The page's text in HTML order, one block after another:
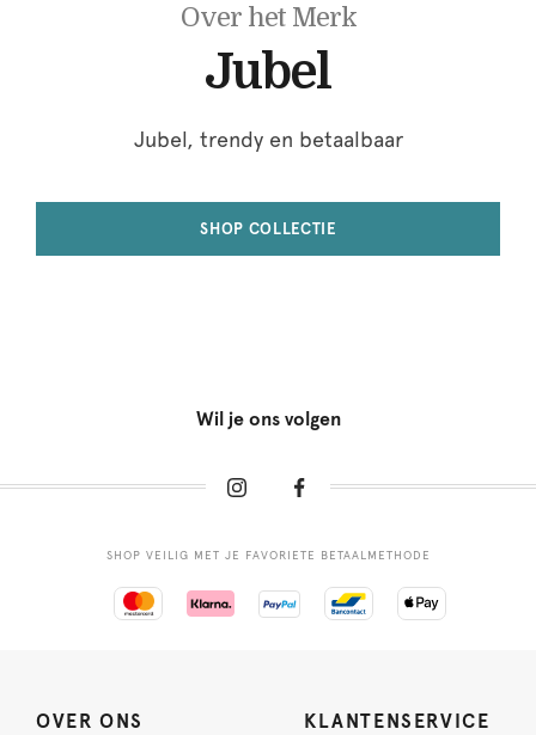
Over het Merk
Jubel
Jubel, trendy en betaalbaar
SHOP COLLECTIE
Wil je ons volgen
SHOP VEILIG MET JE FAVORIETE BETAALMETHODE
OVER ONS KLANTENSERVICE